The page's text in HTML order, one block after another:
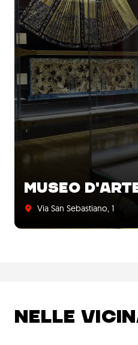
MUSEO
Via San Sebastiano, 1
NELLE